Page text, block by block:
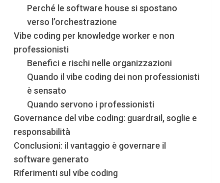
Perché le software house si spostano
verso l’orchestrazione
Vibe coding per knowledge worker e non
professionisti
Benefici e rischi nelle organizzazioni
Quando il vibe coding dei non professionisti
è sensato
Quando servono i professionisti
Governance del vibe coding: guardrail, soglie e
responsabilità
Conclusioni: il vantaggio è governare il
software generato
Riferimenti sul vibe coding